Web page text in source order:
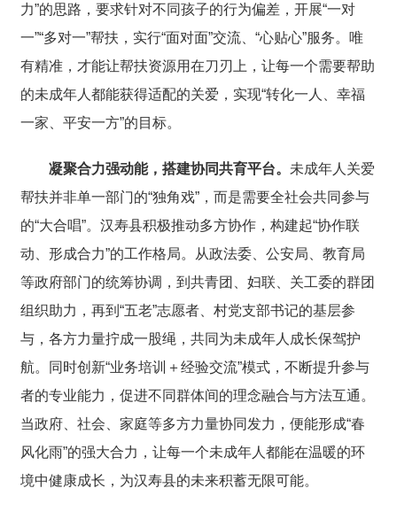
力”的思路，要求针对不同孩子的行为偏差，开展“一对
一”“多对一”帮扶，实行“面对面”交流、“心贴心”服务。唯
有精准，才能让帮扶资源用在刀刃上，让每一个需要帮助
的未成年人都能获得适配的关爱，实现“转化一人、幸福
一家、平安一方”的目标。
凝聚合力强动能，搭建协同共育平台。 未成年人关爱
帮扶并非单一部门的“独角戏”，而是需要全社会共同参与
的“大合唱”。汉寿县积极推动多方协作，构建起“协作联
动、形成合力”的工作格局。从政法委、公安局、教育局
等政府部门的统筹协调，到共青团、妇联、关工委的群团
组织助力，再到“五老”志愿者、村党支部书记的基层参
与，各方力量拧成一股绳，共同为未成年人成长保驾护
航。同时创新“业务培训＋经验交流”模式，不断提升参与
者的专业能力，促进不同群体间的理念融合与方法互通。
当政府、社会、家庭等多方力量协同发力，便能形成“春
风化雨”的强大合力，让每一个未成年人都能在温暖的环
境中健康成长，为汉寿县的未来积蓄无限可能。